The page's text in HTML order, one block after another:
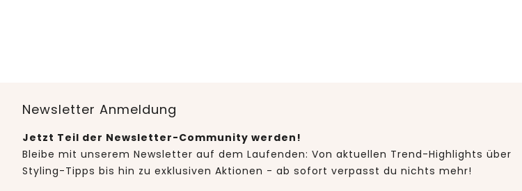
Newsletter Anmeldung
Jetzt Teil der Newsletter-Community werden!
Bleibe mit unserem Newsletter auf dem Laufenden: Von aktuellen Trend-Highlights über
Styling-Tipps bis hin zu exklusiven Aktionen - ab sofort verpasst du nichts mehr!